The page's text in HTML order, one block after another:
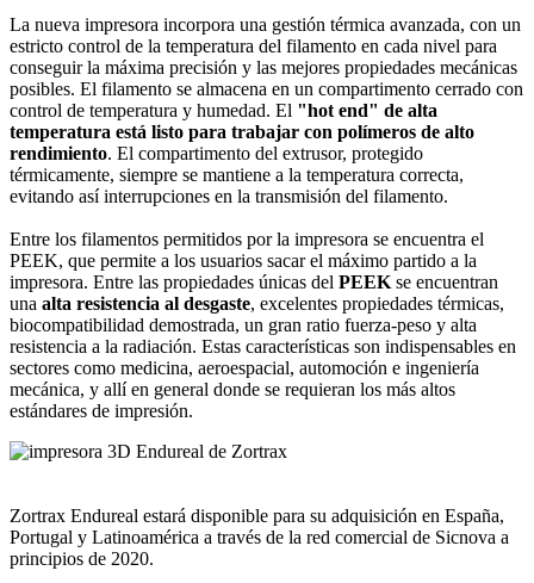
La nueva impresora incorpora una gestión térmica avanzada, con un
estricto control de la temperatura del filamento en cada nivel para
conseguir la máxima precisión y las mejores propiedades mecánicas
posibles. El filamento se almacena en un compartimento cerrado con
control de temperatura y humedad. El "hot end" de alta
temperatura está listo para trabajar con polímeros de alto
rendimiento. El compartimento del extrusor, protegido
térmicamente, siempre se mantiene a la temperatura correcta,
evitando así interrupciones en la transmisión del filamento.
Entre los filamentos permitidos por la impresora se encuentra el
PEEK, que permite a los usuarios sacar el máximo partido a la
impresora. Entre las propiedades únicas del PEEK se encuentran
una alta resistencia al desgaste, excelentes propiedades térmicas,
biocompatibilidad demostrada, un gran ratio fuerza-peso y alta
resistencia a la radiación. Estas características son indispensables en
sectores como medicina, aeroespacial, automoción e ingeniería
mecánica, y allí en general donde se requieran los más altos
estándares de impresión.
Zortrax Endureal estará disponible para su adquisición en España,
Portugal y Latinoamérica a través de la red comercial de Sicnova a
principios de 2020.